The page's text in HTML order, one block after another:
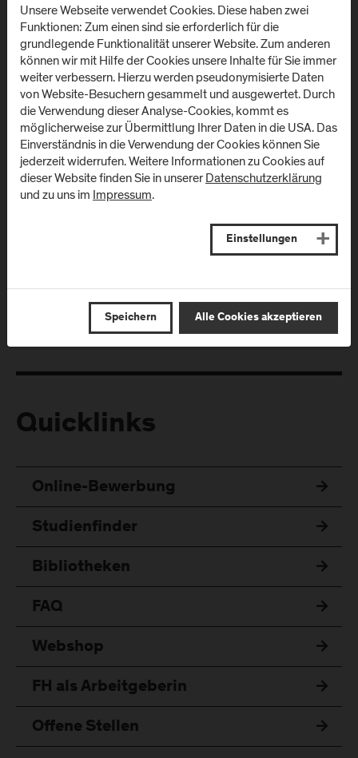
Melden Sie sich zum Newsletter an und erhalten Sie aktuelle
Infos aus der FH Salzburg und zu Veranstaltungen!
E-Mail Adresse:
Quicklinks
Online-Bewerbung
Studienfinder
Bibliotheken
FAQ
Webshop
FH als Arbeitgeberin
Offene Stellen
Unsere Webseite verwendet Cookies. Diese haben zwei
Funktionen: Zum einen sind sie erforderlich für die
grundlegende Funktionalität unserer Website. Zum anderen
können wir mit Hilfe der Cookies unsere Inhalte für Sie immer
weiter verbessern. Hierzu werden pseudonymisierte Daten
von Website-Besuchern gesammelt und ausgewertet. Durch
die Verwendung dieser Analyse-Cookies, kommt es
möglicherweise zur Übermittlung Ihrer Daten in die USA. Das
Einverständnis in die Verwendung der Cookies können Sie
jederzeit widerrufen. Weitere Informationen zu Cookies auf
dieser Website finden Sie in unsererDatenschutzerklärung
und zu uns im Impressum.
Einstellungen
Speichern Alle Cookies akzeptieren